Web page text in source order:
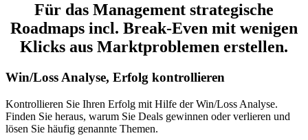
Für das Management strategische
Roadmaps incl. Break-Even mit wenigen
Klicks aus Marktproblemen erstellen.
Win/Loss Analyse, Erfolg kontrollieren
Kontrollieren Sie Ihren Erfolg mit Hilfe der Win/Loss Analyse.
Finden Sie heraus, warum Sie Deals gewinnen oder verlieren und
lösen Sie häufig genannte Themen.